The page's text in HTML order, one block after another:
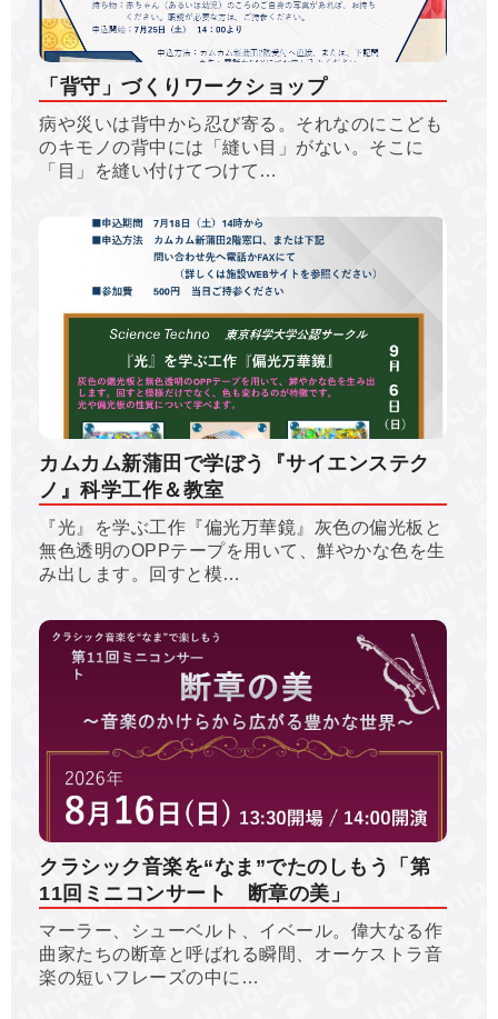
「背守」づくりワークショップ
病や災いは背中から忍び寄る。それなのにこども
のキモノの背中には「縫い目」がない。そこに
「目」を縫い付けてつけて…
カムカム新蒲田で学ぼう『サイエンステク
ノ』科学工作＆教室
『光』を学ぶ工作『偏光万華鏡』灰色の偏光板と
無色透明のOPPテープを用いて、鮮やかな色を生
み出します。回すと模…
クラシック音楽を“なま”でたのしもう「第
11回ミニコンサート 断章の美」
マーラー、シューベルト、イベール。偉大なる作
曲家たちの断章と呼ばれる瞬間、オーケストラ音
楽の短いフレーズの中に…